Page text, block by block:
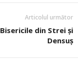
Articolul următor
Bisericile din Strei și
Densuș